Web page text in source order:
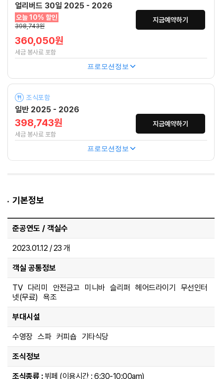
얼리버드 30일 2025 - 2026
오늘 10% 할인
398,743원
360,050원
세금 봉사료 포함
지금예약하기
프로모션정보
일반 2025 - 2026
조식포함
398,743원
세금 봉사료 포함
지금예약하기
프로모션정보
기본정보
준공연도 / 객실수
2023.01.12 / 23 개
객실 공통정보
TV 다리미 안전금고 미니바 슬리퍼 헤어드라이기 무선인터
넷(무료) 욕조
부대시설
수영장 스파 커피숍 기타식당
조식정보
조식종류 :뷔페 (이용시간 : 6:30-10:00am)